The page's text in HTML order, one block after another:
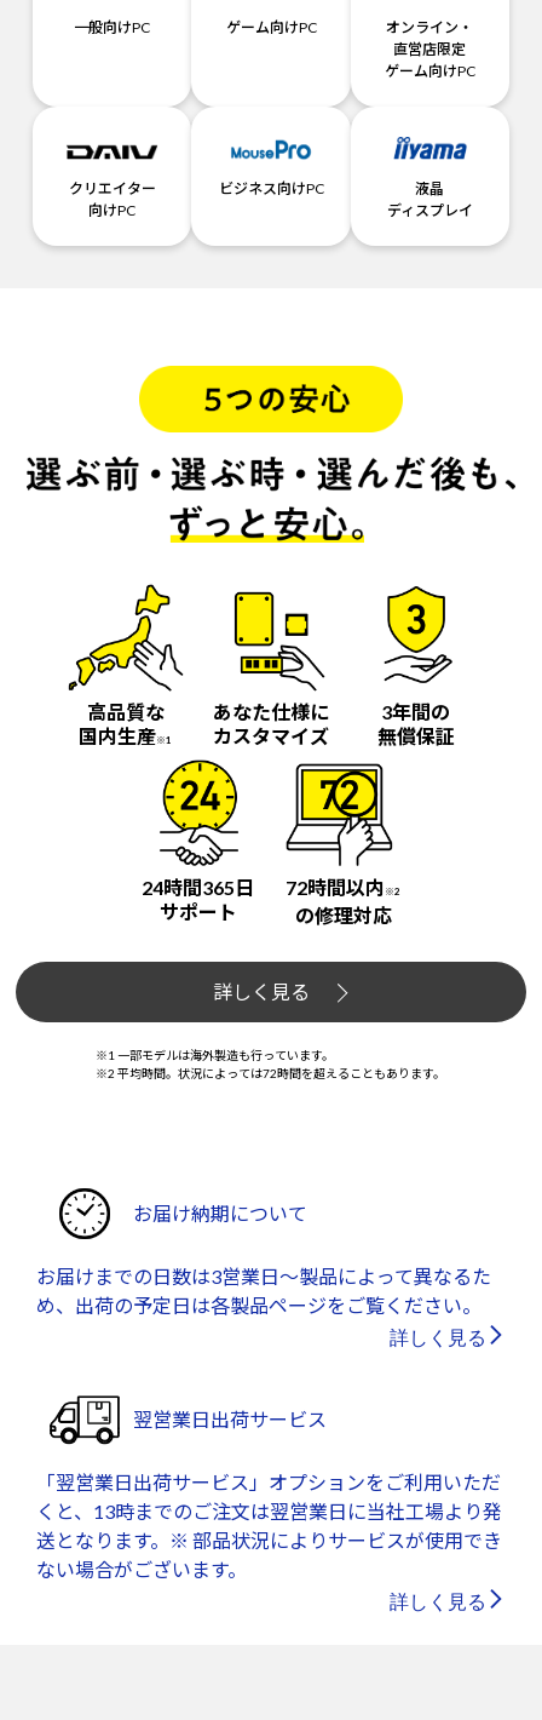
一般向けPC ゲーム向けPC
オンライン・
直営店限定
ゲーム向けPC
クリエイター
向けPC
ビジネス向けPC
液晶
ディスプレイ
高品質な
国内生産※1
あなた仕様に
カスタマイズ
3年間の
無償保証
24時間365日
サポート
72時間以内 ※2
の修理対応
詳しく見る
※1 一部モデルは海外製造も行っています。
※2 平均時間。状況によっては72時間を超えることもあります。
お届け納期について
お届けまでの日数は3営業日～製品によって異なるた
め、出荷の予定日は各製品ページをご覧ください。
詳しく見る
翌営業日出荷サービス
「翌営業日出荷サービス」オプションをご利用いただ
くと、13時までのご注文は翌営業日に当社工場より発
送となります。※ 部品状況によりサービスが使用でき
ない場合がございます。
詳しく見る